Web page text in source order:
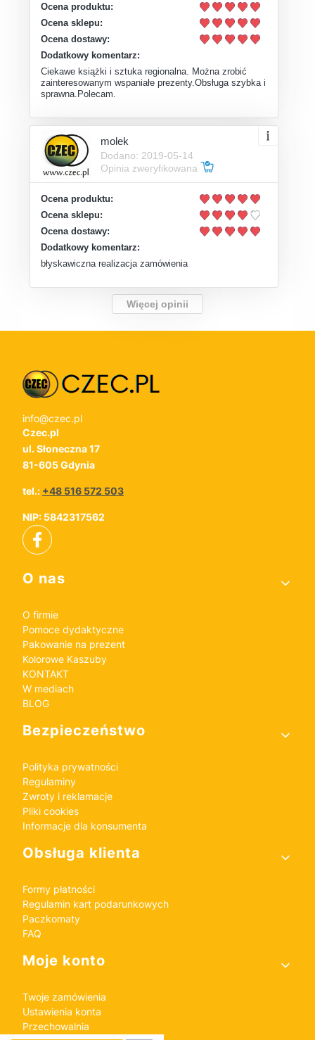
Ocena produktu:
Ocena sklepu:
Ocena dostawy:
Dodatkowy komentarz:
Ciekawe książki i sztuka regionalna. Można zrobić
zainteresowanym wspaniałe prezenty.Obsługa szybka i
sprawna.Polecam.
molek
Dodano: 2019-05-14
Opinia zweryfikowana
Ocena produktu:
Ocena sklepu:
Ocena dostawy:
Dodatkowy komentarz:
błyskawiczna realizacja zamówienia
Więcej opinii
info@czec.pl
Czec.pl
ul. Słoneczna 17
81-605 Gdynia
tel.: +48 516 572 503
NIP: 5842317562
Linki w stopce
O nas
O firmie
Pomoce dydaktyczne
Pakowanie na prezent
Kolorowe Kaszuby
KONTAKT
W mediach
BLOG
Bezpieczeństwo
Polityka prywatności
Regulaminy
Zwroty i reklamacje
Pliki cookies
Informacje dla konsumenta
Obsługa klienta
Formy płatności
Regulamin kart podarunkowych
Paczkomaty
FAQ
Moje konto
Twoje zamówienia
Ustawienia konta
Przechowalnia